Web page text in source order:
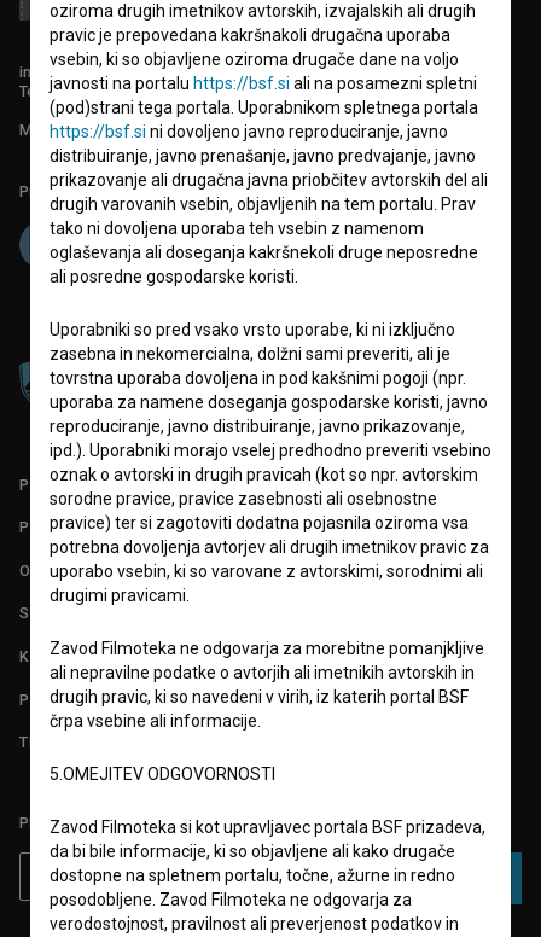
info@filmoteka.si
Tehnična pomoč: podpora@bsf.si
Mednarodna številka ISSN 2670-787X
Projekt sofinancira:
PARTNERJI
POGOJI UPORABE
O PROJEKTU
STATISTIKA
KONTAKT
POGOSTA VPRAŠANJA
TEST FUNKCIONALNOSTI
PRIJAVITE SE NA BSF NOVIČNIK:
PRIJAVA
oziroma drugih imetnikov avtorskih, izvajalskih ali drugih
pravic je prepovedana kakršnakoli drugačna uporaba
vsebin, ki so objavljene oziroma drugače dane na voljo
javnosti na portalu https://bsf.si ali na posamezni spletni
(pod)strani tega portala. Uporabnikom spletnega portala
https://bsf.si ni dovoljeno javno reproduciranje, javno
distribuiranje, javno prenašanje, javno predvajanje, javno
prikazovanje ali drugačna javna priobčitev avtorskih del ali
drugih varovanih vsebin, objavljenih na tem portalu. Prav
tako ni dovoljena uporaba teh vsebin z namenom
oglaševanja ali doseganja kakršnekoli druge neposredne
ali posredne gospodarske koristi.
Uporabniki so pred vsako vrsto uporabe, ki ni izključno
zasebna in nekomercialna, dolžni sami preveriti, ali je
tovrstna uporaba dovoljena in pod kakšnimi pogoji (npr.
uporaba za namene doseganja gospodarske koristi, javno
reproduciranje, javno distribuiranje, javno prikazovanje,
ipd.). Uporabniki morajo vselej predhodno preveriti vsebino
oznak o avtorski in drugih pravicah (kot so npr. avtorskim
sorodne pravice, pravice zasebnosti ali osebnostne
pravice) ter si zagotoviti dodatna pojasnila oziroma vsa
potrebna dovoljenja avtorjev ali drugih imetnikov pravic za
uporabo vsebin, ki so varovane z avtorskimi, sorodnimi ali
drugimi pravicami.
Zavod Filmoteka ne odgovarja za morebitne pomanjkljive
ali nepravilne podatke o avtorjih ali imetnikih avtorskih in
drugih pravic, ki so navedeni v virih, iz katerih portal BSF
črpa vsebine ali informacije.
5.OMEJITEV ODGOVORNOSTI
Zavod Filmoteka si kot upravljavec portala BSF prizadeva,
da bi bile informacije, ki so objavljene ali kako drugače
dostopne na spletnem portalu, točne, ažurne in redno
posodobljene. Zavod Filmoteka ne odgovarja za
verodostojnost, pravilnost ali preverjenost podatkov in